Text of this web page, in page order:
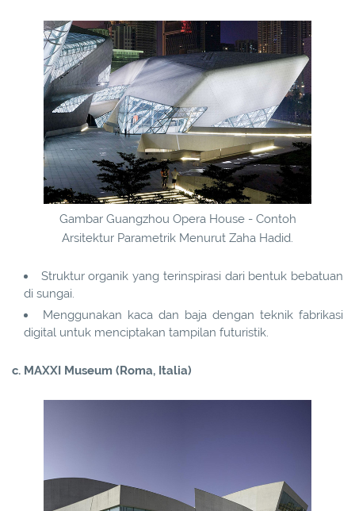
Gambar Guangzhou Opera House - Contoh
Arsitektur Parametrik Menurut Zaha Hadid.
Struktur organik yang terinspirasi dari bentuk bebatuan
di sungai.
Menggunakan kaca dan baja dengan teknik fabrikasi
digital untuk menciptakan tampilan futuristik.
c. MAXXI Museum (Roma, Italia)